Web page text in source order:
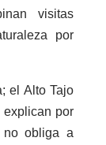
visitas
por
el Alto Tajo
explican por
no obliga a